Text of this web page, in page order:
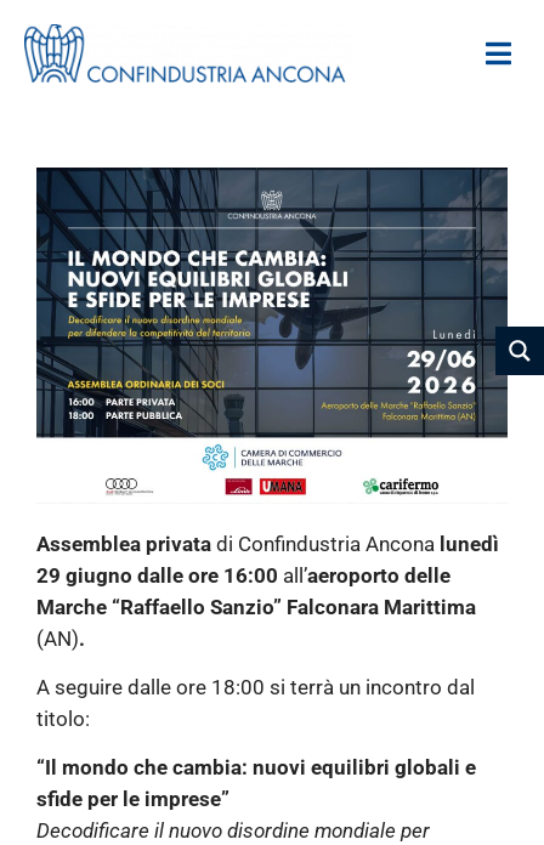
Assemblea privata di Confindustria Ancona lunedì
29 giugno dalle ore 16:00 all’aeroporto delle
Marche “Raffaello Sanzio” Falconara Marittima
(AN).
A seguire dalle ore 18:00 si terrà un incontro dal
titolo:
“Il mondo che cambia: nuovi equilibri globali e
sfide per le imprese”
Decodificare il nuovo disordine mondiale per